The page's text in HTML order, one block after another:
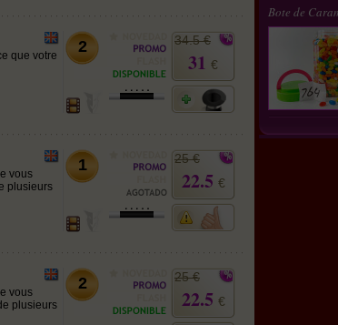
que votre
2 34.5 €
31 €
vous
plusieurs
1 25 €
22.5 €
vous
plusieurs
2 25 €
22.5 €
Bote de